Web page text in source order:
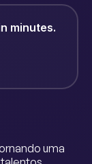
minutes.
uma